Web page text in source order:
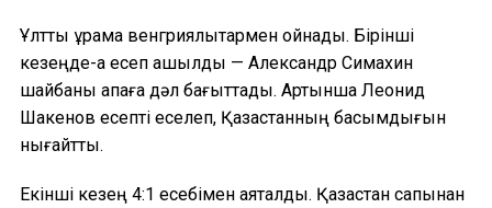
Ұлттық құрама венгриялықтармен ойнады. Бірінші
кезеңде-ақ есеп ашылды — Александр Симахин
шайбаны қақпаға дәл бағыттады. Артынша Леонид
Шакенов есепті еселеп, Қазақстанның басымдығын
нығайтты.
Екінші кезең 4:1 есебімен аяқталды. Қазақстан сапынан